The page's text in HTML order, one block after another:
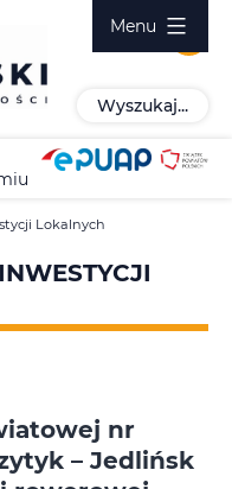
Wyszukaj...
Menu
Lokalnych
nr
– Jedlińsk